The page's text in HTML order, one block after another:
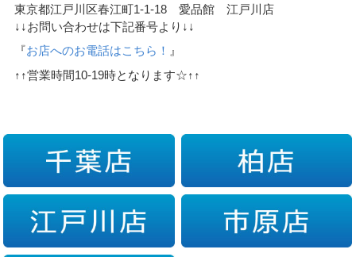
東京都江戸川区春江町1-1-18 愛品館 江戸川店
↓↓お問い合わせは下記番号より↓↓
『お店へのお電話はこちら！ 』
↑↑営業時間10-19時となります☆↑↑